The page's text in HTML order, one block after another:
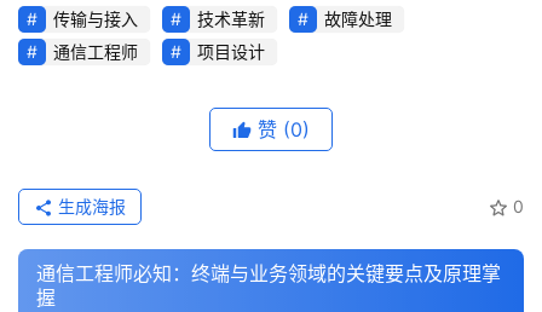
传输与接入 技术革新
故障处理
通信工程师
项目设计
赞 (0)
0
生成海报
通信工程师必知：终端与业务领域的关键要点及原理掌
握